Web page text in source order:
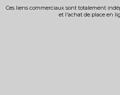
Ces liens commerciaux sont totalement
et l'achat de place en